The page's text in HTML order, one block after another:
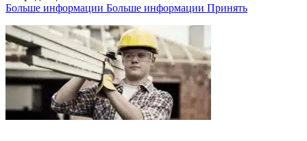
Больше информации Больше информации Принять